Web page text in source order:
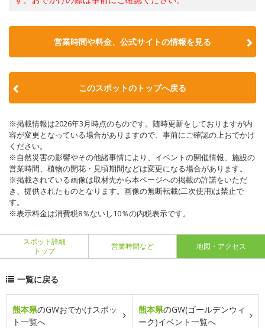
営業時間や料金、公式サイトの情報を見る
このスポットのトップへ戻る
※掲載情報は2026年3月時点のものです。随時更新をしておりますが内
容が変更となっている場合がありますので、事前にご確認の上おでかけ
ください。
※自然災害の影響やその他諸事情により、イベントの開催情報、施設の
営業時間、植物の開花・見頃期間などは変更になる場合があります。
※掲載されている画像は取材先から本ページへの掲載の許諾をいただ
き、提供されたものとなります。画像の無断転載(二次使用)は禁止で
す。
※表示料金は消費税8％ないし10％の内税表示です。
スポット詳細
トップ
営業時間など 地図・アクセス
一覧に戻る
熊本県のGWおでかけスポッ
ト一覧へ
熊本県のGW(ゴールデンウィ
ーク)イベント一覧へ